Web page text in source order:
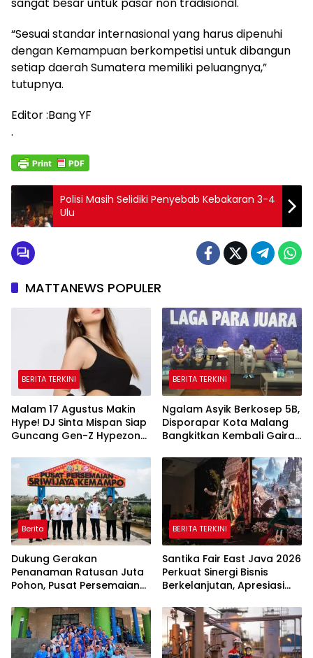
sangat besar untuk pasar non tradisional.
“Sesuai standar internasional yang harus dipenuhi
dengan Kemampuan berkompetisi untuk dibangun
setiap daerah Sumatera memiliki peluangnya,”
tutupnya.
Editor :Bang YF
.
Polisi Masih Selidiki Penyebab Kebakaran 3-4
Ulu
MATTANEWS POPULER
BERITA TERKINI
Malam 17 Agustus Makin
Hype! DJ Sinta Mispan Siap
Guncang Gen-Z Hypezone
BERITA TERKINI
Ngalam Asyik Berkosep 5B,
Disporapar Kota Malang
Bangkitkan Kembali Gairah
Berita
Dukung Gerakan
Penanaman Ratusan Juta
Pohon, Pusat Persemaian
Perkuat Jaringan
Persemaian Nasional*
BERITA TERKINI
Santika Fair East Java 2026
Perkuat Sinergi Bisnis
Berkelanjutan, Apresiasi
Corporate Award